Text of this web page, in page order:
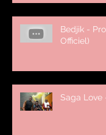
Bedjik -
Officiel)
Saga Love